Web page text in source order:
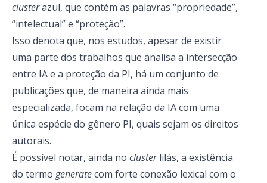
clusterazul, que contém as palavras “propriedade”,
“intelectual” e “proteção”.
Isso denota que, nos estudos, apesar de existir
uma parte dos trabalhos que analisa a intersecção
entre IA e a proteção da PI, há um conjunto de
publicações que, de maneira ainda mais
especializada, focam na relação da IA com uma
única espécie do gênero PI, quais sejam os direitos
autorais.
É possível notar, ainda no clusterlilás, a existência
do termo generatecom forte conexão lexical com o